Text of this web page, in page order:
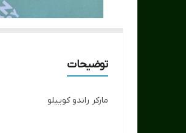
توضیحات
مارکر راندو کوییلو